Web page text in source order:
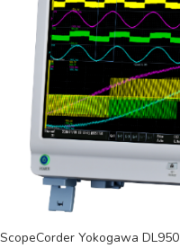
ScopeCorder Yokogawa DL950